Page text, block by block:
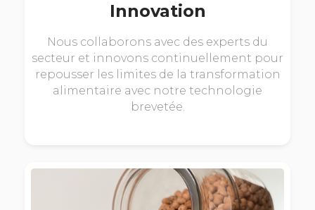
Innovation
Nous collaborons avec des experts du
secteur et innovons continuellement pour
repousser les limites de la transformation
alimentaire avec notre technologie
brevetée.